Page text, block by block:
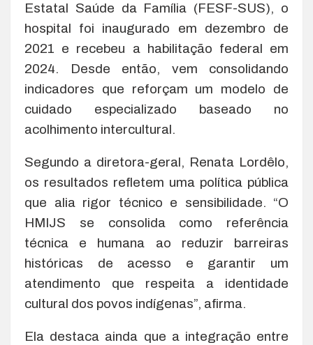
Estatal Saúde da Família (FESF-SUS), o
hospital foi inaugurado em dezembro de
2021 e recebeu a habilitação federal em
2024. Desde então, vem consolidando
indicadores que reforçam um modelo de
cuidado especializado baseado no
acolhimento intercultural.
Segundo a diretora-geral, Renata Lordêlo,
os resultados refletem uma política pública
que alia rigor técnico e sensibilidade. “O
HMIJS se consolida como referência
técnica e humana ao reduzir barreiras
históricas de acesso e garantir um
atendimento que respeita a identidade
cultural dos povos indígenas”, afirma.
Ela destaca ainda que a integração entre